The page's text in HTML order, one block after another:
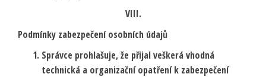
VIII.
Podmínky zabezpečení osobních údajů
Správce prohlašuje, že přijal veškerá vhodná
technická a organizační opatření k zabezpečení